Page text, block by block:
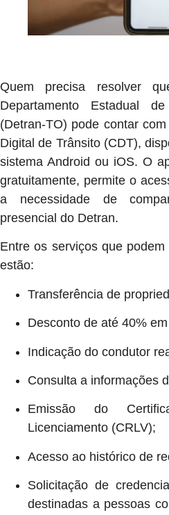
Quem precisa resolver
Departamento Estadual
(Detran-TO) pode contar
Digital de Trânsito (CDT),
sistema Android ou iOS. O
gratuitamente, permite o
a necessidade de
presencial do Detran.
Entre os serviços que
estão:
Transferência de
Desconto de até 40%
Indicação do condutor
Consulta a informações
Emissão do
Licenciamento (CRLV);
Acesso ao histórico de
Solicitação de
destinadas a pessoas